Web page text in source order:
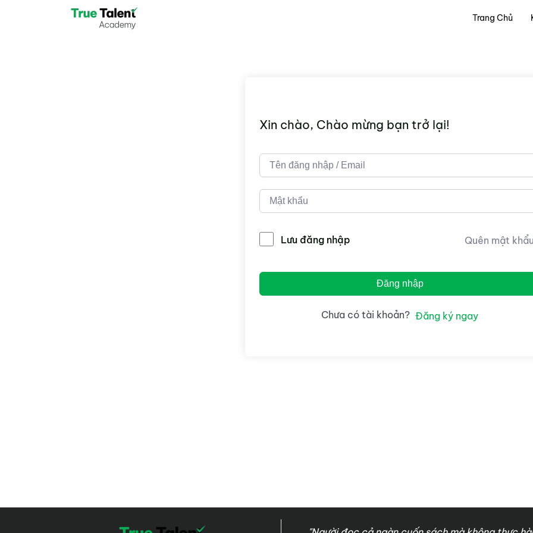
Trang Chủ
Xin chào, Chào mừng bạn trở lại!
Lưu đăng nhập Quên mật
Đăng nhập
Chưa có tài khoản? Đăng ký ngay